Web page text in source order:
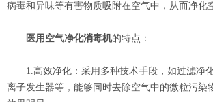
病毒和异味等有害物质吸附在空气中，从而净化
医用空气净化消毒机的特点：
1.高效净化：采用多种技术手段，如过滤净
离子发生器等，能够同时去除空气中的微粒污染